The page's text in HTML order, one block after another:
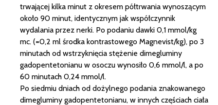
trwającej kilka minut z okresem półtrwania wynoszącym
około 90 minut, identycznym jak współczynnik
wydalania przez nerki. Po podaniu dawki 0,1 mmol/kg
mc. (=0,2 ml środka kontrastowego Magnevist/kg), po 3
minutach od wstrzyknięcia stężenie dimegluminy
gadopentetonianu w osoczu wynosiło 0,6 mmol/l, a po
60 minutach 0,24 mmol/l.
Po siedmiu dniach od dożylnego podania znakowanego
dimegluminy gadopentetonianu, w innych częściach ciała